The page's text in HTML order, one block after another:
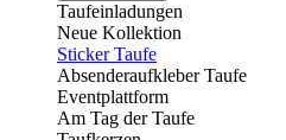
Taufeinladungen
Neue Kollektion
Sticker Taufe
Absenderaufkleber Taufe
Eventplattform
Am Tag der Taufe